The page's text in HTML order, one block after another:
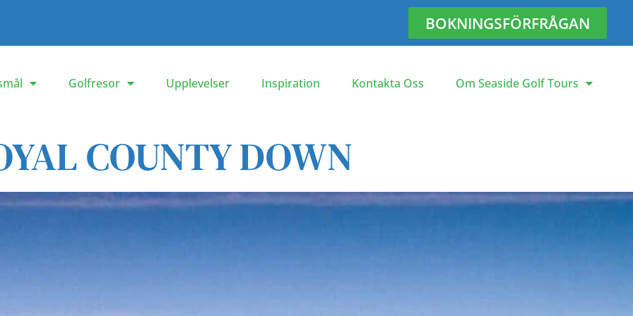
BOKNINGSFÖRFRÅGAN
Golfresor Upplevelser Inspiration Kontakta Oss Om Seaside Golf Tours
COUNTY DOWN